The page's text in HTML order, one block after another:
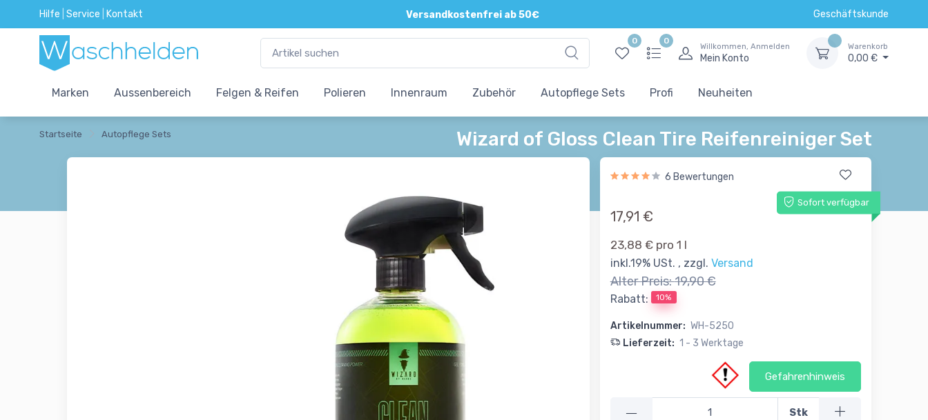
Hilfe Service Kontakt Versandkostenfrei ab 50€
Direkte und persönliche Beratung Geschäftskunde
0 0
Willkommen, Anmelden
Mein Konto
Warenkorb
0,00 €
Marken Aussenbereich Felgen & Reifen Polieren Innenraum Zubehör Autopflege Sets Profi Neuheiten
Startseite Autopflege Sets Wizard of Gloss Clean Tire Reifenreiniger Set
6 Bewertungen
Sofort verfügbar
17,91 €
23,88 € pro 1 l
inkl.19% USt. , zzgl. Versand
Alter Preis:19,90 €
Rabatt: 10%
Artikelnummer: WH-5250
Lieferzeit: 1 - 3 Werktage
Gefahrenhinweis
— Stk